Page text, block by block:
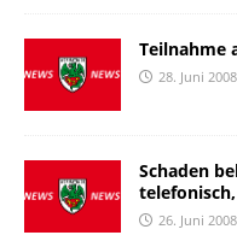
Teilnahme
28. Juni 2008
Schaden
26. Juni 2008